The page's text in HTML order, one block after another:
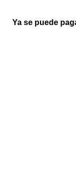
Ya se puede